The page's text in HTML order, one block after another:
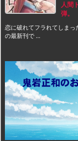
人間
弾。
恋に破れてフラれてしま
の最新刊で ...